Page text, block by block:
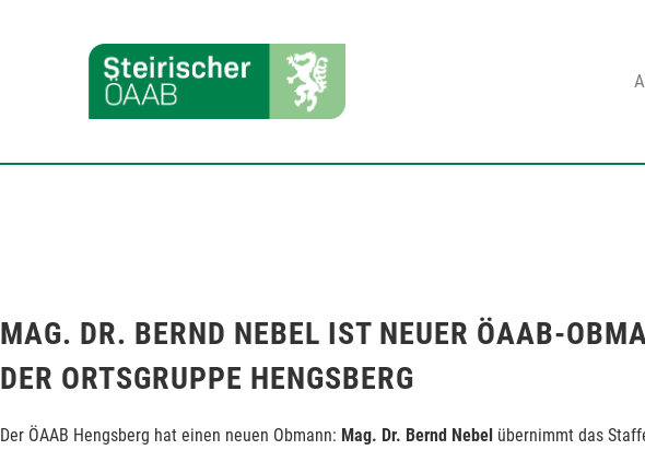
MAG. DR. BERND NEBEL IST NEUER ÖAAB-
DER ORTSGRUPPE HENGSBERG
Der ÖAAB Hengsberg hat einen neuen Obmann: Mag. Dr. Bernd Nebel übernimmt das